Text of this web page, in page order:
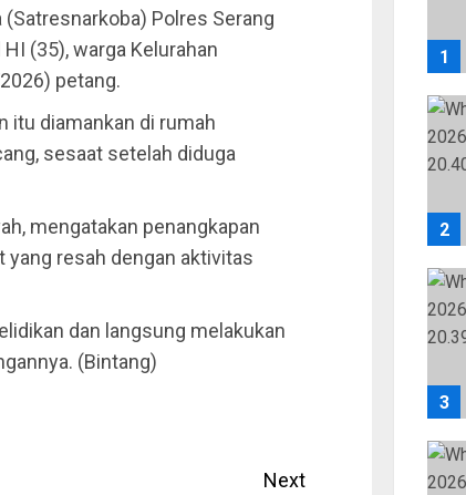
Polres Serang
(35), warga Kelurahan
petang.
itu diamankan di rumah
sesaat setelah diduga
mengatakan penangkapan
resah dengan aktivitas
dan langsung melakukan
(Bintang)
Next
1
2
3